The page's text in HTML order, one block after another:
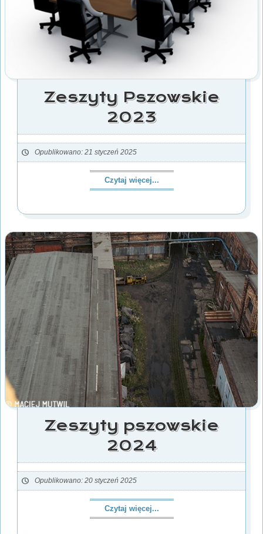
Zeszyty Pszowskie
2023
Opublikowano: 21 styczeń 2025
Czytaj więcej...
Zeszyty pszowskie
2024
Opublikowano: 20 styczeń 2025
Czytaj więcej...